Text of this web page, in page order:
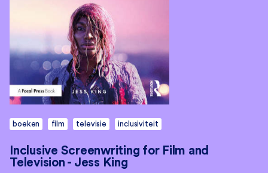
boeken film televisie inclusiviteit
Inclusive Screenwriting for Film and
Television - Jess King